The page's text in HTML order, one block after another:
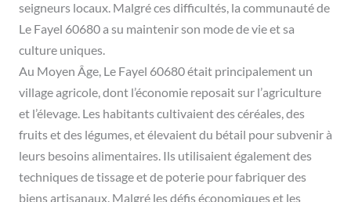
seigneurs locaux. Malgré ces difficultés, la communauté de
Le Fayel 60680 a su maintenir son mode de vie et sa
culture uniques.
Au Moyen Âge, Le Fayel 60680 était principalement un
village agricole, dont l’économie reposait sur l’agriculture
et l’élevage. Les habitants cultivaient des céréales, des
fruits et des légumes, et élevaient du bétail pour subvenir à
leurs besoins alimentaires. Ils utilisaient également des
techniques de tissage et de poterie pour fabriquer des
biens artisanaux. Malgré les défis économiques et les